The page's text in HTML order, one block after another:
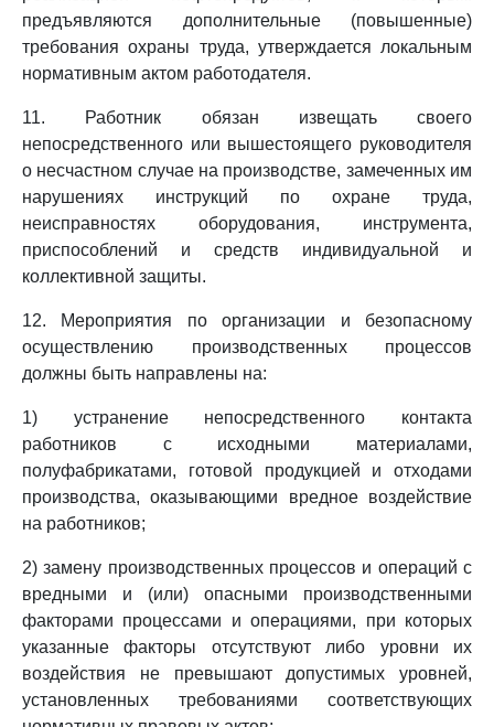
предъявляются дополнительные (повышенные)
требования охраны труда, утверждается локальным
нормативным актом работодателя.
11. Работник обязан извещать своего
непосредственного или вышестоящего руководителя
о несчастном случае на производстве, замеченных им
нарушениях инструкций по охране труда,
неисправностях оборудования, инструмента,
приспособлений и средств индивидуальной и
коллективной защиты.
12. Мероприятия по организации и безопасному
осуществлению производственных процессов
должны быть направлены на:
1) устранение непосредственного контакта
работников с исходными материалами,
полуфабрикатами, готовой продукцией и отходами
производства, оказывающими вредное воздействие
на работников;
2) замену производственных процессов и операций с
вредными и (или) опасными производственными
факторами процессами и операциями, при которых
указанные факторы отсутствуют либо уровни их
воздействия не превышают допустимых уровней,
установленных требованиями соответствующих